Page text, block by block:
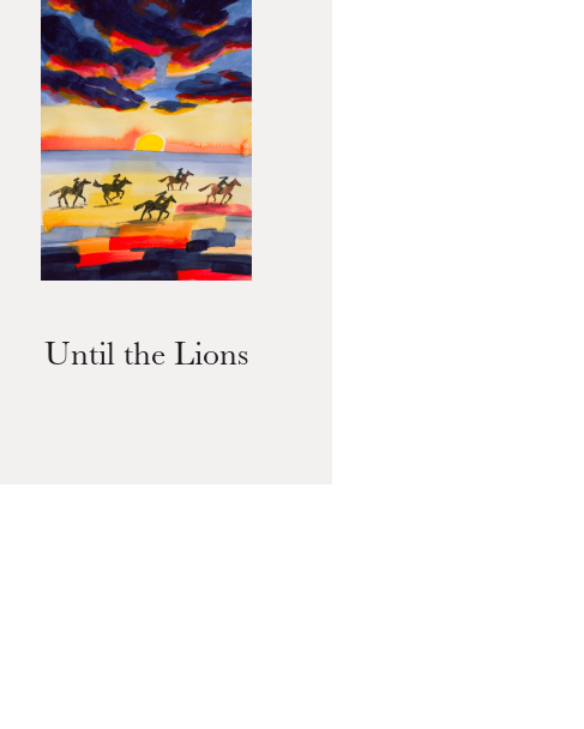
MERCREDI
19
Until the Lions